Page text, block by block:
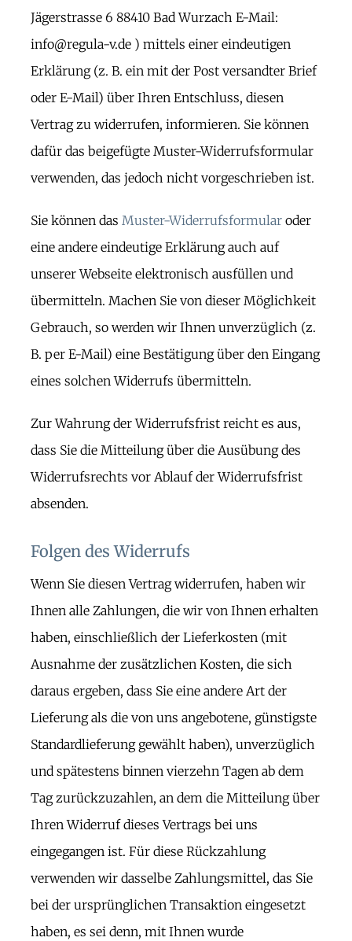
Jägerstrasse 6 88410 Bad Wurzach E-Mail:
info@regula-v.de ) mittels einer eindeutigen
Erklärung (z. B. ein mit der Post versandter Brief
oder E-Mail) über Ihren Entschluss, diesen
Vertrag zu widerrufen, informieren. Sie können
dafür das beigefügte Muster-Widerrufsformular
verwenden, das jedoch nicht vorgeschrieben ist.
Sie können das Muster-Widerrufsformularoder
eine andere eindeutige Erklärung auch auf
unserer Webseite elektronisch ausfüllen und
übermitteln. Machen Sie von dieser Möglichkeit
Gebrauch, so werden wir Ihnen unverzüglich (z.
B. per E-Mail) eine Bestätigung über den Eingang
eines solchen Widerrufs übermitteln.
Zur Wahrung der Widerrufsfrist reicht es aus,
dass Sie die Mitteilung über die Ausübung des
Widerrufsrechts vor Ablauf der Widerrufsfrist
absenden.
Folgen des Widerrufs
Wenn Sie diesen Vertrag widerrufen, haben wir
Ihnen alle Zahlungen, die wir von Ihnen erhalten
haben, einschließlich der Lieferkosten (mit
Ausnahme der zusätzlichen Kosten, die sich
daraus ergeben, dass Sie eine andere Art der
Lieferung als die von uns angebotene, günstigste
Standardlieferung gewählt haben), unverzüglich
und spätestens binnen vierzehn Tagen ab dem
Tag zurückzuzahlen, an dem die Mitteilung über
Ihren Widerruf dieses Vertrags bei uns
eingegangen ist. Für diese Rückzahlung
verwenden wir dasselbe Zahlungsmittel, das Sie
bei der ursprünglichen Transaktion eingesetzt
haben, es sei denn, mit Ihnen wurde